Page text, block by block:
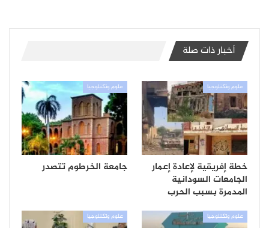
أخبار ذات صلة
علوم وتكنلوجيا
خطة إفريقية لإعادة إعمار
الجامعات السودانية
المدمرة بسبب الحرب
علوم وتكنلوجيا
جامعة الخرطوم تتصدر
علوم وتكنلوجيا علوم وتكنلوجيا